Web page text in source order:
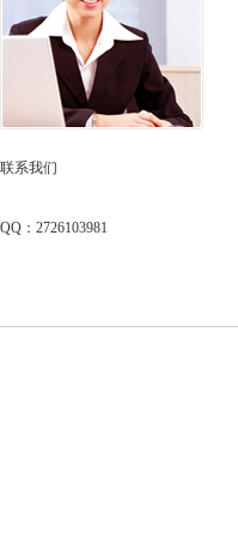
联系我们
QQ：2726103981